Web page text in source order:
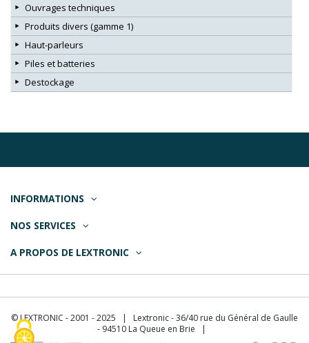
Ouvrages techniques
Produits divers (gamme 1)
Haut-parleurs
Piles et batteries
Destockage
INFORMATIONS
NOS SERVICES
A PROPOS DE LEXTRONIC
© LEXTRONIC - 2001 - 2025 | Lextronic - 36/40 rue du Général de Gaulle
- 94510 La Queue en Brie |